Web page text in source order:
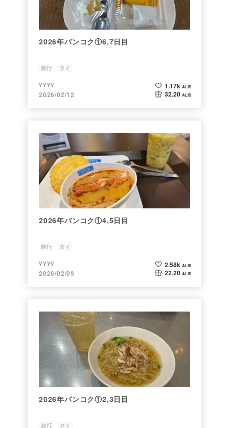
2026年バンコク①6,7日目
旅行 タイ
yyyy
2026/02/12
1.17k ALIS
32.20 ALIS
2026年バンコク①4,5日目
旅行 タイ
yyyy
2026/02/09
2.58k ALIS
22.20 ALIS
2026年バンコク①2,3日目
旅行 タイ